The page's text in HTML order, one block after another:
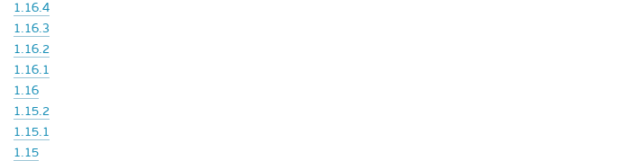
1.16.4
1.16.3
1.16.2
1.16.1
1.16
1.15.2
1.15.1
1.15